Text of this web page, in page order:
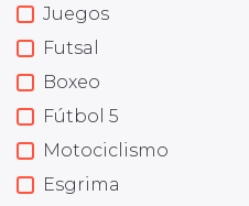
Juegos
Futsal
Boxeo
Fútbol 5
Motociclismo
Esgrima